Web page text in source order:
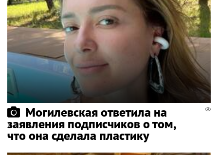
Могилевская ответила на
заявления подписчиков о том,
что она сделала пластику